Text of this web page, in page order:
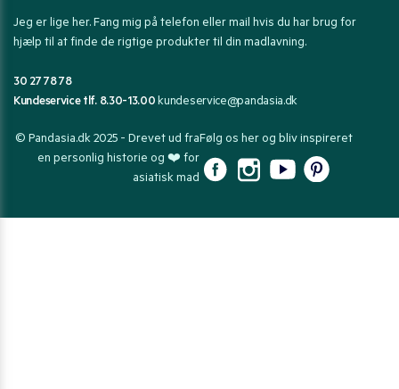
Jeg er lige her. Fang mig på telefon eller mail hvis du har brug for
hjælp til at finde de rigtige produkter til din madlavning.
30 27 78 78
Kundeservice tlf. 8.30-13.00kundeservice@pandasia.dk
© Pandasia.dk 2025 - Drevet ud fra
en personlig historie og ❤️ for
asiatisk mad
Følg os her og bliv inspireret